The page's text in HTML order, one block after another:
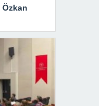
Özkan